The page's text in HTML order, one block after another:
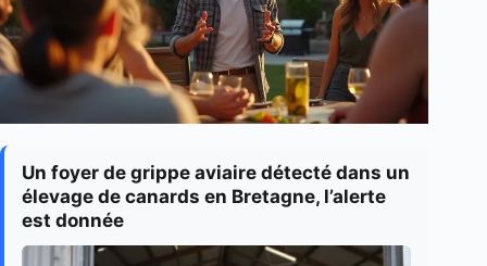
Un foyer de grippe aviaire détecté dans un
élevage de canards en Bretagne, l’alerte
est donnée